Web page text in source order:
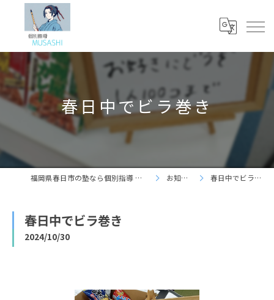
春日中でビラ巻き
福岡県春日市の塾なら個別指導 夢咲志塾 お知らせ 春日中でビラ巻き
春日中でビラ巻き
2024/10/30